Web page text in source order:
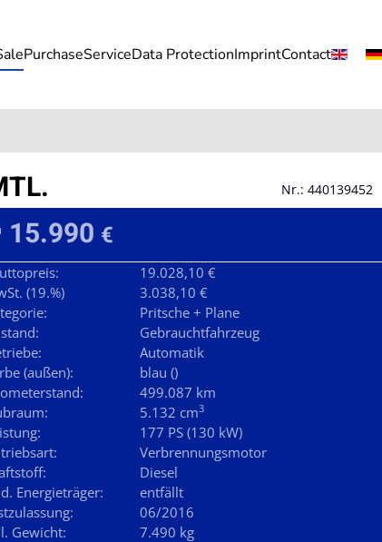
PurchaseServiceData ProtectionImprintContact
Nr.: 440139452
15.990 €
19.028,10 €
(19.%)
3.038,10 €
Pritsche + Plane
Gebrauchtfahrzeug
Automatik
(außen):
blau ()
499.087 km
5.132 cm3
177 PS (130 kW)
Verbrennungsmotor
Diesel
Energieträger:
entfällt
06/2016
Gewicht:
7.490 kg